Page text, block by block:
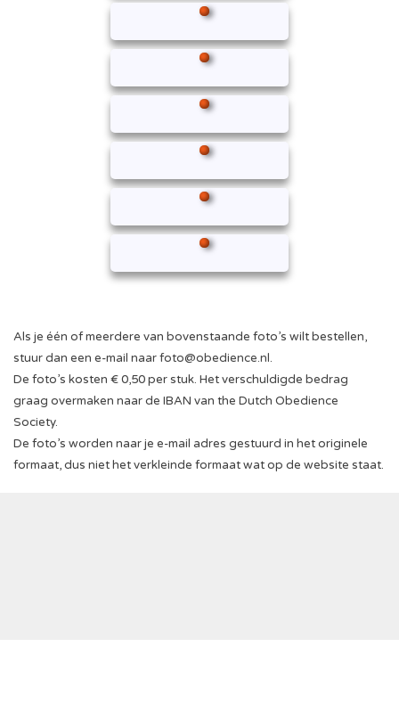
Als je één of meerdere van bovenstaande foto’s wilt bestellen,
stuur dan een e-mail naarfoto@obedience.nl.
De foto’s kosten € 0,50 per stuk. Het verschuldigde bedrag
graag overmaken naar de IBAN van the Dutch Obedience
Society.
De foto’s worden naar je e-mail adres gestuurd in het originele
formaat, dus niet het verkleinde formaat wat op de website staat.